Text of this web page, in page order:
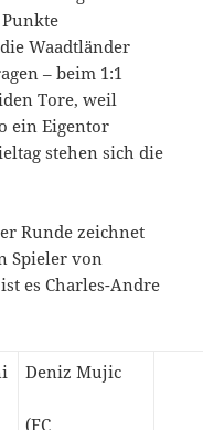
Waadtländer
– beim 1:1
Tore, weil
ein Eigentor
stehen sich die
Runde zeichnet
Spieler von
es Charles-Andre
Deniz Mujic
(FC